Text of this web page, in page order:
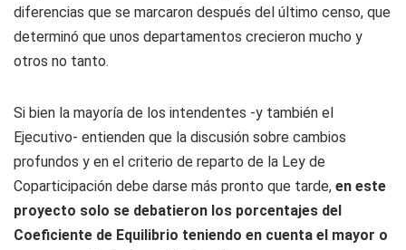
diferencias que se marcaron después del último censo, que
determinó que unos departamentos crecieron mucho y
otros no tanto.
Si bien la mayoría de los intendentes -y también el
Ejecutivo- entienden que la discusión sobre cambios
profundos y en el criterio de reparto de la Ley de
Coparticipación debe darse más pronto que tarde, en este
proyecto solo se debatieron los porcentajes del
Coeficiente de Equilibrio teniendo en cuenta el mayor o